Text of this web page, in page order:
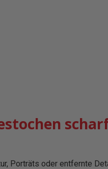
Porträts oder entfernte